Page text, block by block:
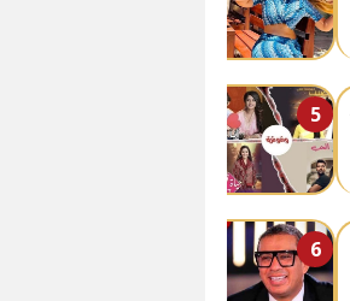
5
6